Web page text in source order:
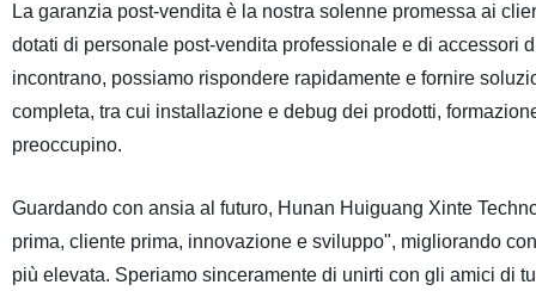
La garanzia post-vendita è la nostra solenne promessa ai
dotati di personale post-vendita professionale e di accessori
incontrano, possiamo rispondere rapidamente e fornire
completa, tra cui installazione e debug dei prodotti,
preoccupino.
Guardando con ansia al futuro, Hunan Huiguang Xinte
prima, cliente prima, innovazione e sviluppo", migliorando
più elevata. Speriamo sinceramente di unirti con gli amici di